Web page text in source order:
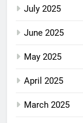
July 2025
June 2025
May 2025
April 2025
March 2025